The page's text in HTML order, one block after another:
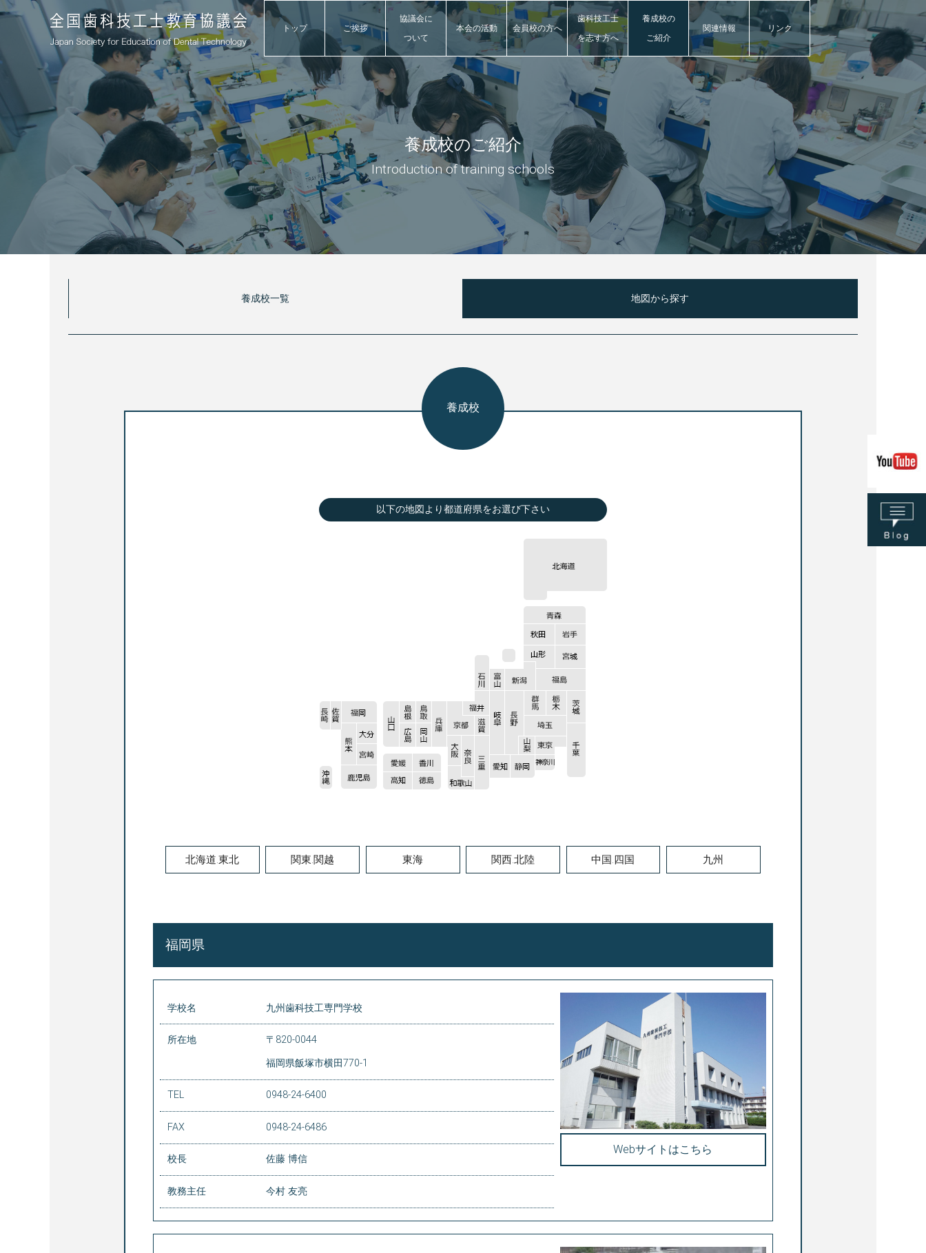
トップ ご挨拶
協議会に
ついて
本会の活動 会員校の方へ
歯科技工士
を志す方へ
養成校の
ご紹介
関連情報 リンク
養成校のご紹介
Introduction of training schools
養成校一覧 地図から探す
養成校
以下の地図より都道府県をお選び下さい
北海道.東北 関東.関越 東海 関西.北陸 中国.四国 九州
福岡県
Webサイトはこちら
学校名 九州歯科技工専門学校
所在地
〒820-0044
福岡県飯塚市横田770-1
TEL 0948-24-6400
FAX 0948-24-6486
校長 佐藤 博信
教務主任 今村 友亮